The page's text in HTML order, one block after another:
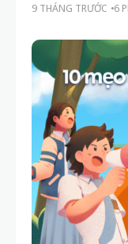
9 THÁNG TRƯỚC 6